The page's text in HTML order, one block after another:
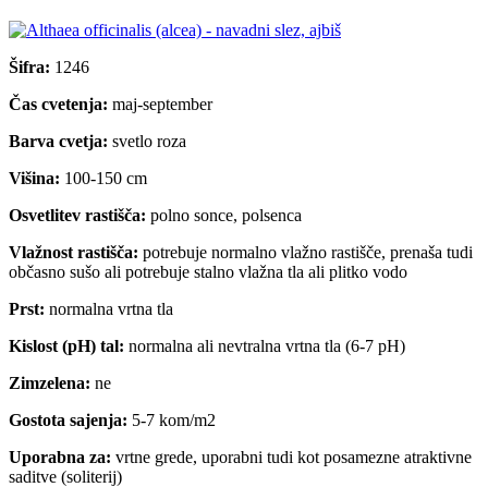
Šifra: 1246
Čas cvetenja: maj-september
Barva cvetja: svetlo roza
Višina: 100-150 cm
Osvetlitev rastišča: polno sonce, polsenca
Vlažnost rastišča: potrebuje normalno vlažno rastišče, prenaša tudi
občasno sušo ali potrebuje stalno vlažna tla ali plitko vodo
Prst: normalna vrtna tla
Kislost (pH) tal: normalna ali nevtralna vrtna tla (6-7 pH)
Zimzelena: ne
Gostota sajenja: 5-7 kom/m2
Uporabna za: vrtne grede, uporabni tudi kot posamezne atraktivne
saditve (soliterij)